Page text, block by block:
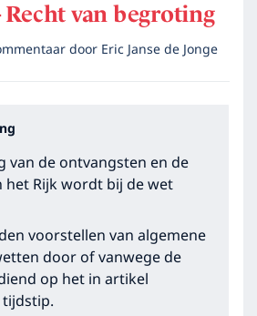
van begroting
door Eric Janse de Jonge
van de ontvangsten en de
het Rijk wordt bij de wet
voorstellen van algemene
door of vanwege de
op het in artikel